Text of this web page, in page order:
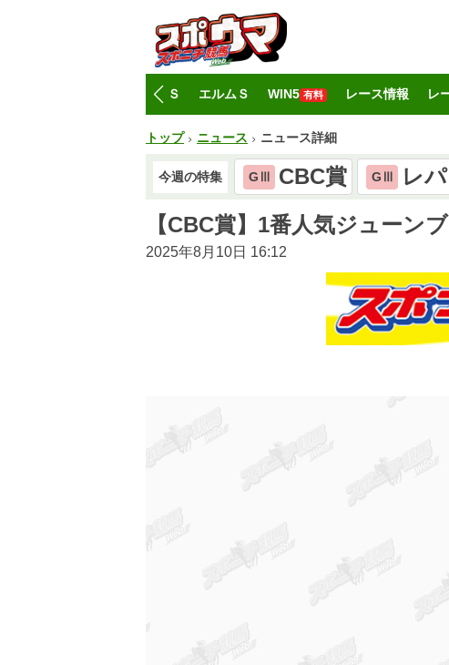
レパードＳ エルムＳ WIN5 有料 レース情報 レ
トップ ニュース ニュース詳細
今週の特集 GⅢ CBC賞 GⅢ レ
【CBC賞】1番人気ジューン
2025年8月10日 16:12